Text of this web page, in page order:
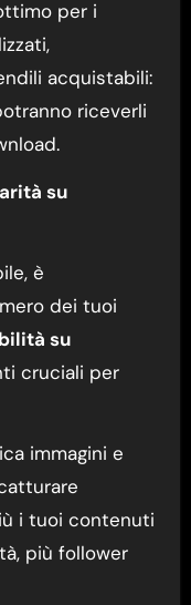
per i
acquistabili:
riceverli
su
è
dei tuoi
su
cruciali per
immagini e
i tuoi contenuti
più follower